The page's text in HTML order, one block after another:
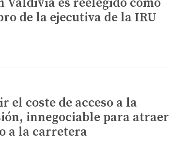
de la ejecutiva de la IRU
el coste de acceso a la
innegociable para atraer
a la carretera